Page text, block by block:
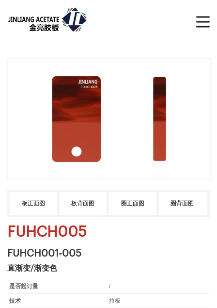
板正面图 板背面图 圈正面图 圈背面图
FUHCH005
FUHCH001-005
直渐变/渐变色
是否起订量 /
技术 拉板